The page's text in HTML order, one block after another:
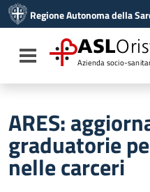
Vai al menu di navigazione
Vai al footer
Regione Autonoma della
Toggle navigation
ASL
Azienda socio-
ARES:
graduatorie
nelle carceri